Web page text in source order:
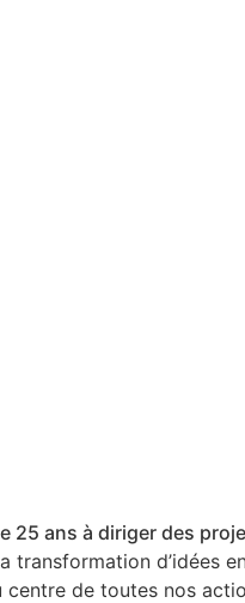
25 ans à diriger des
transformation d’idées
de toutes nos